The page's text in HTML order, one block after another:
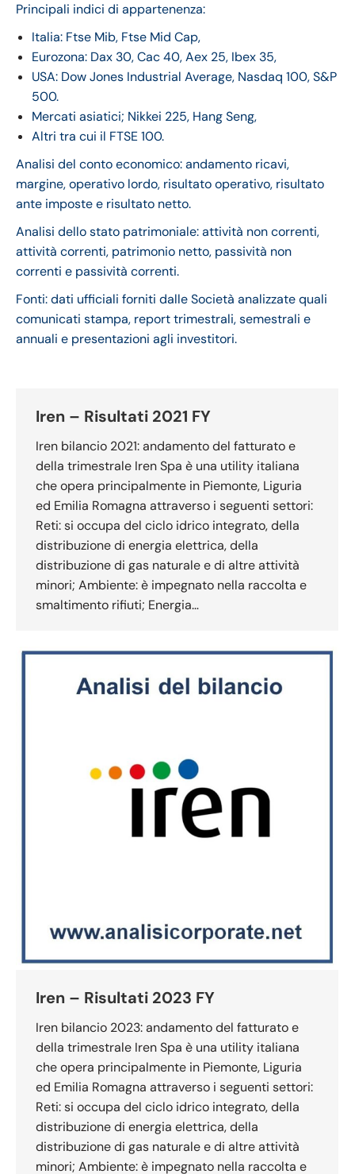
Principali indici di appartenenza:
Italia: Ftse Mib, Ftse Mid Cap,
Eurozona: Dax 30, Cac 40, Aex 25, Ibex 35,
USA: Dow Jones Industrial Average, Nasdaq 100, S&P
500.
Mercati asiatici; Nikkei 225, Hang Seng,
Altri tra cui il FTSE 100.
Analisi del conto economico: andamento ricavi,
margine, operativo lordo, risultato operativo, risultato
ante imposte e risultato netto.
Analisi dello stato patrimoniale: attività non correnti,
attività correnti, patrimonio netto, passività non
correnti e passività correnti.
Fonti: dati ufficiali forniti dalle Società analizzate quali
comunicati stampa, report trimestrali, semestrali e
annuali e presentazioni agli investitori.
Iren – Risultati 2021 FY
Iren bilancio 2021: andamento del fatturato e
della trimestrale Iren Spa è una utility italiana
che opera principalmente in Piemonte, Liguria
ed Emilia Romagna attraverso i seguenti settori:
Reti: si occupa del ciclo idrico integrato, della
distribuzione di energia elettrica, della
distribuzione di gas naturale e di altre attività
minori; Ambiente: è impegnato nella raccolta e
smaltimento rifiuti; Energia…
Iren – Risultati 2023 FY
Iren bilancio 2023: andamento del fatturato e
della trimestrale Iren Spa è una utility italiana
che opera principalmente in Piemonte, Liguria
ed Emilia Romagna attraverso i seguenti settori:
Reti: si occupa del ciclo idrico integrato, della
distribuzione di energia elettrica, della
distribuzione di gas naturale e di altre attività
minori; Ambiente: è impegnato nella raccolta e